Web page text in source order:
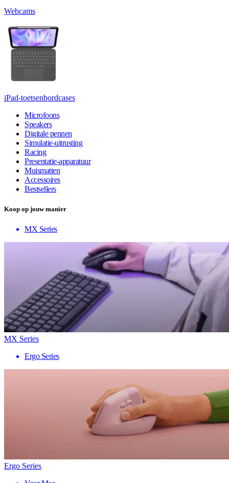
Webcams
iPad-toetsenbordcases
Microfoons
Speakers
Digitale pennen
Simulatie-uitrusting
Racing
Presentatie-apparatuur
Muismatten
Accessoires
Bestsellers
Koop op jouw manier
MX Series
MX Series
Ergo Series
Ergo Series